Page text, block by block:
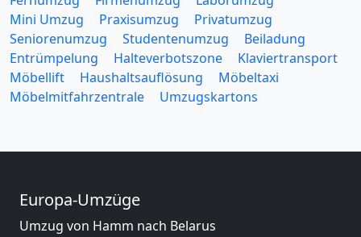
Mini Umzug
Praxisumzug
Privatumzug
Seniorenumzug
Studentenumzug
Beiladung
Entrümpelung
Halteverbotszone
Klaviertransport
Möbellift
Haushaltsauflösung
Möbeltaxi
Möbelmitfahrzentrale
Umzugskartons
Europa-Umzüge
Umzug von Hamm nach Belarus